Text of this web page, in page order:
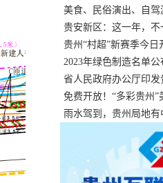
正式“打响”
美食、民俗演出、自
两减三免”！
贵安新区：这一年，不
贵州“村超”新赛季今日
名额
2023年绿色制造名单
色工厂
省人民政府办公厅印
资工作实施细则
免费开放！“多彩贵州
展，持续至1月19日
雨水驾到，贵州局地